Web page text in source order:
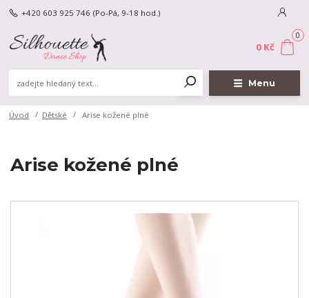
Menu
+420 603 925 746 (Po-Pá, 9-18 hod.)
0
0 Kč
Úvod Dětské Arise kožené plné
Arise kožené plné